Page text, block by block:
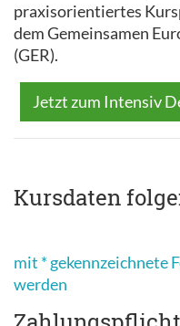
praxisorientiertes
dem Gemeinsamen
(GER).
Jetzt zum Intensiv
Kursdaten
mit * gekennzeichnete
werden